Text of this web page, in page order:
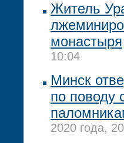
Житель
монастыря
10:04
Минск
по поводу
2020 года,